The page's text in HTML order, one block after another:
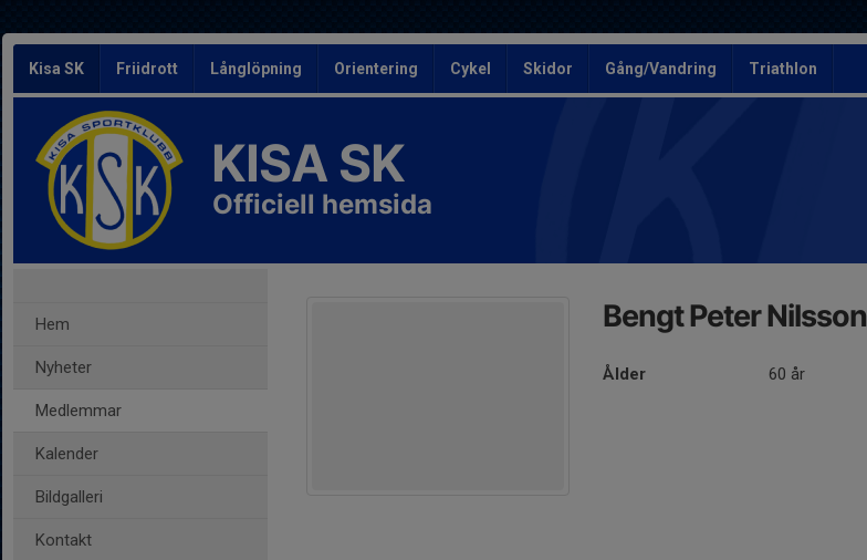
Kisa SK Friidrott Långlöpning Orientering Cykel Skidor Gång/Vandring Triathlon
KISA SK
Officiell hemsida
Hem
Nyheter
Medlemmar
Kalender
Bildgalleri
Kontakt
Bengt Peter Nilsson
Ålder 60 år